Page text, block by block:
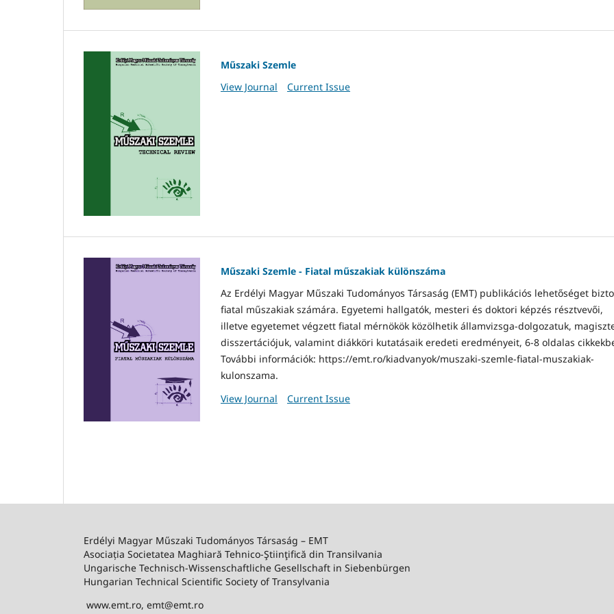
Műszaki Szemle
View Journal
Current Issue
Műszaki Szemle - Fiatal műszakiak különszáma
Az Erdélyi Magyar Műszaki Tudományos Társaság (EMT) publikációs lehetőséget
fiatal műszakiak számára. Egyetemi hallgatók, mesteri és doktori képzés résztvevői,
illetve egyetemet végzett fiatal mérnökök közölhetik államvizsga-dolgozatuk,
disszertációjuk, valamint diákköri kutatásaik eredeti eredményeit, 6-8 oldalas
További információk: https://emt.ro/kiadvanyok/muszaki-szemle-fiatal-muszakiak-
kulonszama.
View Journal
Current Issue
Erdélyi Magyar Műszaki Tudományos Társaság – EMT
Asociația Societatea Maghiară Tehnico-Ştiinţifică din Transilvania
Ungarische Technisch-Wissenschaftliche Gesellschaft in Siebenbürgen
Hungarian Technical Scientific Society of Transylvania
www.emt.ro, emt@emt.ro